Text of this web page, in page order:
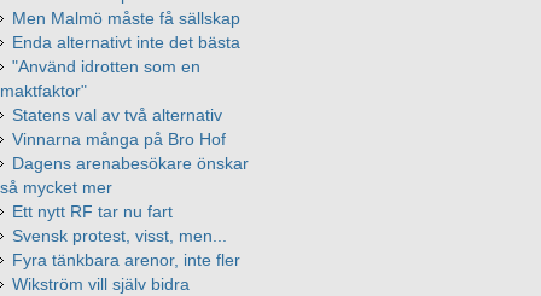
Men Malmö måste få sällskap
Enda alternativt inte det bästa
"Använd idrotten som en
maktfaktor"
Statens val av två alternativ
Vinnarna många på Bro Hof
Dagens arenabesökare önskar
så mycket mer
Ett nytt RF tar nu fart
Svensk protest, visst, men...
Fyra tänkbara arenor, inte fler
Wikström vill själv bidra